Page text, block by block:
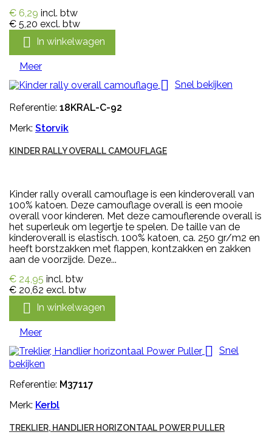
€ 6,29 incl. btw
€ 5,20 excl. btw
 In winkelwagen
Meer
 Snel bekijken
Referentie: 18KRAL-C-92
Merk: Storvik
KINDER RALLY OVERALL CAMOUFLAGE
Kinder rally overall camouflage is een kinderoverall van
100% katoen. Deze camouflage overall is een mooie
overall voor kinderen. Met deze camouflerende overall is
het superleuk om legertje te spelen. De taille van de
kinderoverall is elastisch. 100% katoen, ca. 250 gr/m2 en
heeft borstzakken met flappen, kontzakken en zakken
aan de voorzijde. Deze...
€ 24,95 incl. btw
€ 20,62 excl. btw
 In winkelwagen
Meer
 Snel
bekijken
Referentie: M37117
Merk: Kerbl
TREKLIER, HANDLIER HORIZONTAAL POWER PULLER